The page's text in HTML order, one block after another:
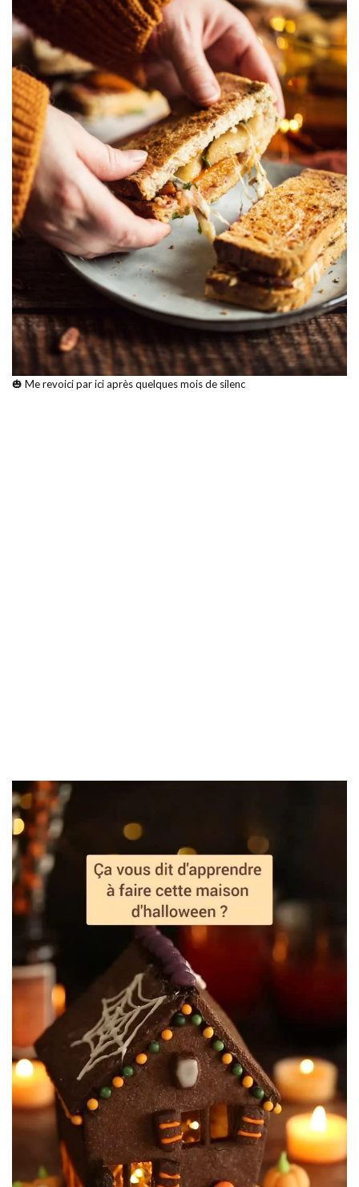
🎃 Me revoici par ici après quelques mois de silenc